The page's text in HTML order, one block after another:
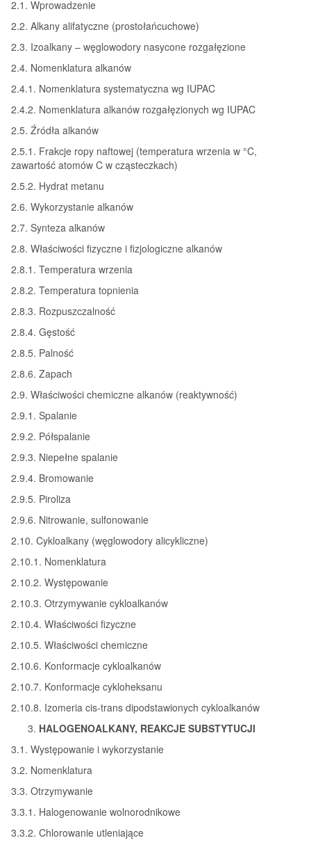
2.1. Wprowadzenie
2.2. Alkany alifatyczne (prostołańcuchowe)
2.3. Izoalkany – węglowodory nasycone rozgałęzione
2.4. Nomenklatura alkanów
2.4.1. Nomenklatura systematyczna wg IUPAC
2.4.2. Nomenklatura alkanów rozgałęzionych wg IUPAC
2.5. Źródła alkanów
2.5.1. Frakcje ropy naftowej (temperatura wrzenia w °C,
zawartość atomów C w cząsteczkach)
2.5.2. Hydrat metanu
2.6. Wykorzystanie alkanów
2.7. Synteza alkanów
2.8. Właściwości fizyczne i fizjologiczne alkanów
2.8.1. Temperatura wrzenia
2.8.2. Temperatura topnienia
2.8.3. Rozpuszczalność
2.8.4. Gęstość
2.8.5. Palność
2.8.6. Zapach
2.9. Właściwości chemiczne alkanów (reaktywność)
2.9.1. Spalanie
2.9.2. Półspalanie
2.9.3. Niepełne spalanie
2.9.4. Bromowanie
2.9.5. Piroliza
2.9.6. Nitrowanie, sulfonowanie
2.10. Cykloalkany (węglowodory alicykliczne)
2.10.1. Nomenklatura
2.10.2. Występowanie
2.10.3. Otrzymywanie cykloalkanów
2.10.4. Właściwości fizyczne
2.10.5. Właściwości chemiczne
2.10.6. Konformacje cykloalkanów
2.10.7. Konformacje cykloheksanu
2.10.8. Izomeria cis-trans dipodstawionych cykloalkanów
HALOGENOALKANY, REAKCJE SUBSTYTUCJI
3.1. Występowanie i wykorzystanie
3.2. Nomenklatura
3.3. Otrzymywanie
3.3.1. Halogenowanie wolnorodnikowe
3.3.2. Chlorowanie utleniające